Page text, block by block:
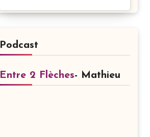
Podcast
Entre 2 Flèches- Mathieu